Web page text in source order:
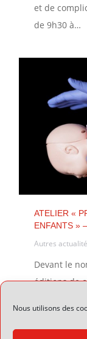
Nous utilisons des
et de
de 9h30 à…
ATELIER «
ENFANTS »
Autres
Devant le
éditions de
session